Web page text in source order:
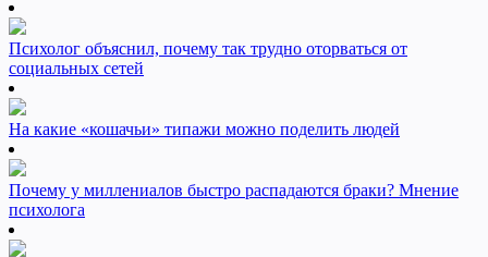
Психолог объяснил, почему так трудно оторваться от
социальных сетей
На какие «кошачьи» типажи можно поделить людей
Почему у миллениалов быстро распадаются браки? Мнение
психолога